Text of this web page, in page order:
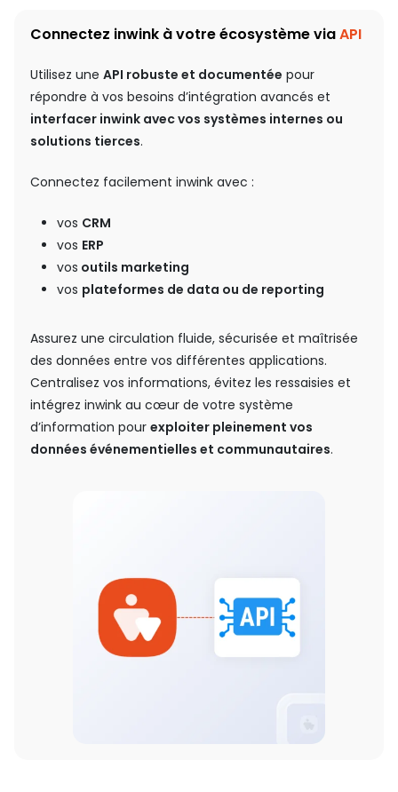
Connectez inwink à votre écosystème viaAPI
Utilisez uneAPI robuste et documentée pour
répondre à vos besoins d’intégration avancés et
interfacer inwink avec vos systèmes internes ou
solutions tierces.
Connectez facilement inwink avec :
vos CRM
vos ERP
vos outils marketing
vos plateformes de data ou de reporting
Assurez une circulation fluide, sécurisée et maîtrisée
des données entre vos différentes applications.
Centralisez vos informations, évitez les ressaisies et
intégrez inwink au cœur de votre système
d’information pourexploiter pleinement vos
données événementielles et communautaires.